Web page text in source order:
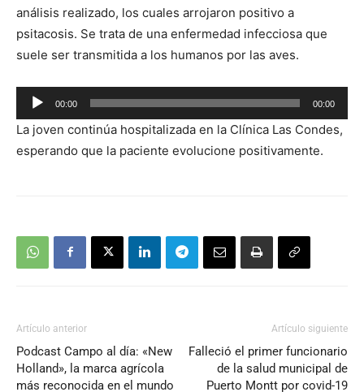
análisis realizado, los cuales arrojaron positivo a
psitacosis. Se trata de una enfermedad infecciosa que
suele ser transmitida a los humanos por las aves.
Reproductor
de
audio
00:00 00:00
La joven continúa hospitalizada en la Clínica Las Condes,
esperando que la paciente evolucione positivamente.
Artículo anterior
Podcast Campo al día: «New
Holland», la marca agrícola
más reconocida en el mundo
Artículo siguiente
Falleció el primer funcionario
de la salud municipal de
Puerto Montt por covid-19